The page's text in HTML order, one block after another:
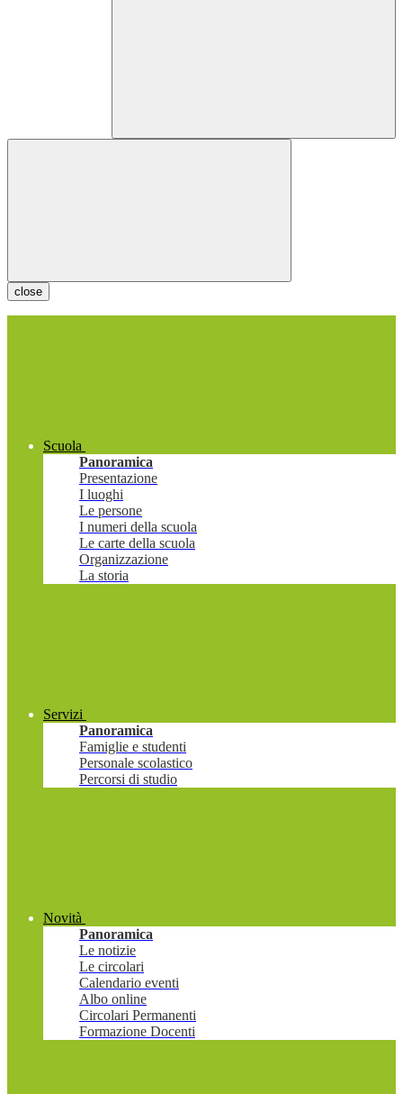
close
Scuola
Panoramica
Presentazione
I luoghi
Le persone
I numeri della scuola
Le carte della scuola
Organizzazione
La storia
Servizi
Panoramica
Famiglie e studenti
Personale scolastico
Percorsi di studio
Novità
Panoramica
Le notizie
Le circolari
Calendario eventi
Albo online
Circolari Permanenti
Formazione Docenti